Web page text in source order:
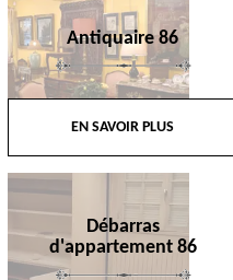
Antiquaire 86
EN SAVOIR PLUS
Débarras
d'appartement 86